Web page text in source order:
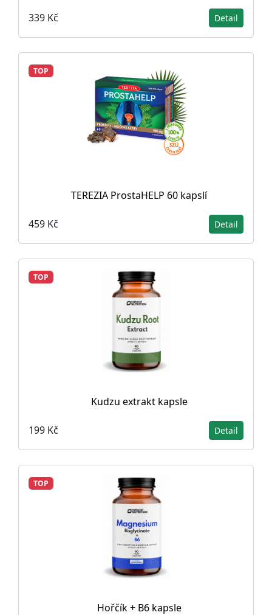
339 Kč Detail
TOP
TEREZIA ProstaHELP 60 kapslí
459 Kč Detail
TOP
Kudzu extrakt kapsle
199 Kč Detail
TOP
Hořčík + B6 kapsle